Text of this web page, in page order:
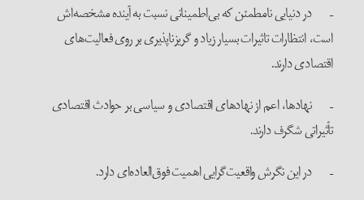
– در دنیایی نامطمئن که بی‌اطمینانی نسبت به آینده مشخصه‌اش
است، انتظارات تاثیرات بسیار زیاد و گریزناپذیری بر روی فعالیت‌های
اقتصادی دارند.
– نهادها، اعم از نهادهای اقتصادی و سیاسی بر حوادث اقتصادی
تأثیراتی شگرف دارند.
– در این نگرش واقعیت‌گرایی اهمیت فوق‌العاده‌ای دارد.